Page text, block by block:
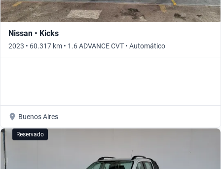
Nissan • Kicks
2023 • 60.317 km • 1.6 ADVANCE CVT • Automático
Buenos Aires
Reservado